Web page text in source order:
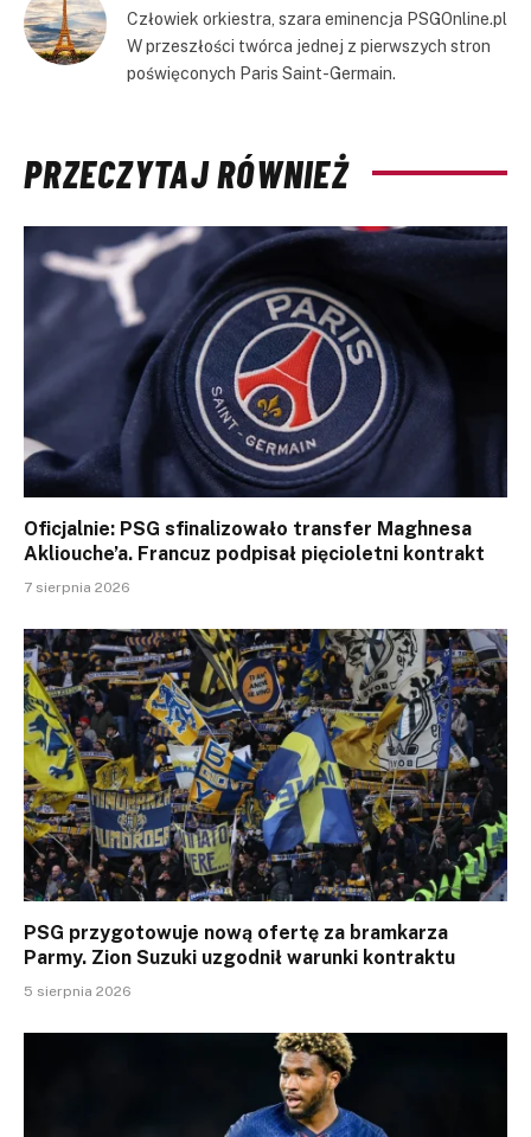
Człowiek orkiestra, szara eminencja PSGOnline.pl
W przeszłości twórca jednej z pierwszych stron
poświęconych Paris Saint-Germain.
PRZECZYTAJ RÓWNIEŻ
Oficjalnie: PSG sfinalizowało transfer Maghnesa
Akliouche’a. Francuz podpisał pięcioletni kontrakt
7 sierpnia 2026
PSG przygotowuje nową ofertę za bramkarza
Parmy. Zion Suzuki uzgodnił warunki kontraktu
5 sierpnia 2026